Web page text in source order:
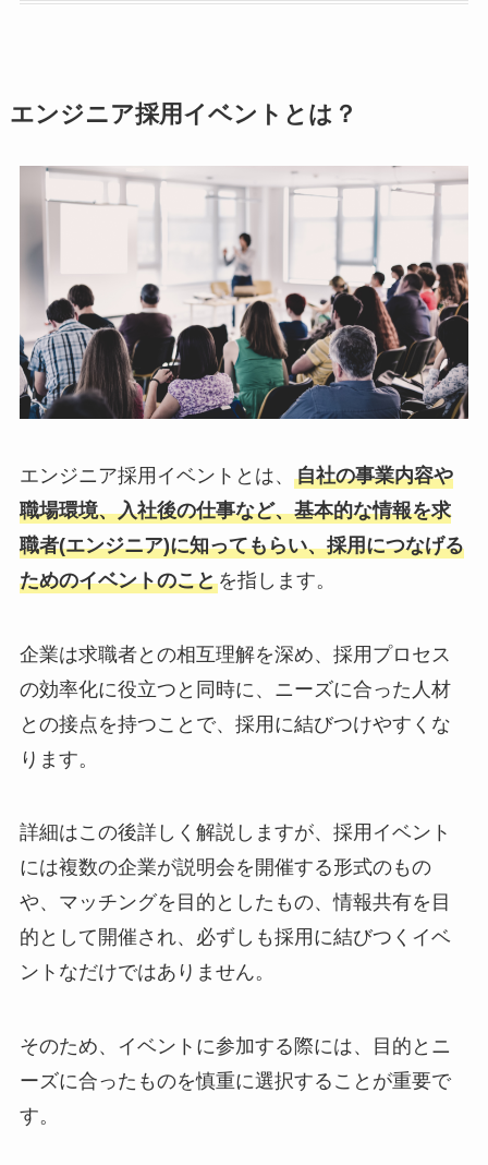
エンジニア採用イベントとは？
エンジニア採用イベントとは、 自社の事業内容や
職場環境、入社後の仕事など、基本的な情報を求
職者(エンジニア)に知ってもらい、採用につなげる
ためのイベントのことを指します。
企業は求職者との相互理解を深め、採用プロセス
の効率化に役立つと同時に、ニーズに合った人材
との接点を持つことで、採用に結びつけやすくな
ります。
詳細はこの後詳しく解説しますが、採用イベント
には複数の企業が説明会を開催する形式のもの
や、マッチングを目的としたもの、情報共有を目
的として開催され、必ずしも採用に結びつくイベ
ントなだけではありません。
そのため、イベントに参加する際には、目的とニ
ーズに合ったものを慎重に選択することが重要で
す。